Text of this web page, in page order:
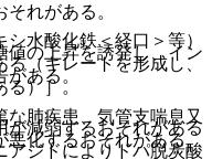
水酸化鉄＜経口＞等）
（キレートを形成し、
）］。
減弱するおそれがある
アジドによりドパ脱炭酸
れがある。
の上昇を誘発し、イン
ある。
肺疾患、気管支喘息又
悪化するおそれがある。